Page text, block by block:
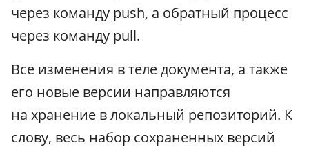
через команду push, а обратный процесс
через команду pull.
Все изменения в теле документа, а также
его новые версии направляются
на хранение в локальный репозиторий. К
слову, весь набор сохраненных версий